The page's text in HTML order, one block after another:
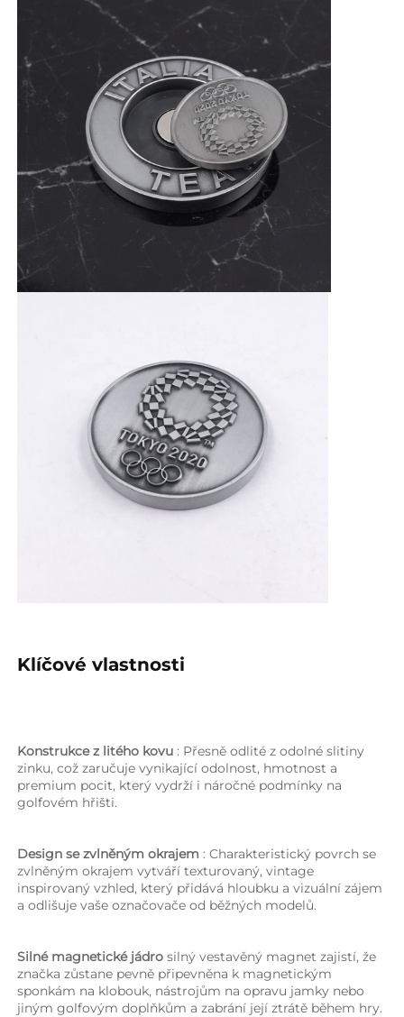
Klíčové vlastnosti
Konstrukce z litého kovu : Přesně odlité z odolné slitiny
zinku, což zaručuje vynikající odolnost, hmotnost a
premium pocit, který vydrží i náročné podmínky na
golfovém hřišti.
Design se zvlněným okrajem : Charakteristický povrch se
zvlněným okrajem vytváří texturovaný, vintage
inspirovaný vzhled, který přidává hloubku a vizuální zájem
a odlišuje vaše označovače od běžných modelů.
Silné magnetické jádro silný vestavěný magnet zajistí, že
značka zůstane pevně připevněna k magnetickým
sponkám na klobouk, nástrojům na opravu jamky nebo
jiným golfovým doplňkům a zabrání její ztrátě během hry.